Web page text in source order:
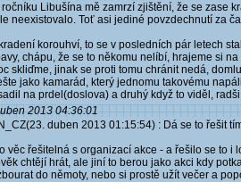
ročníku Libušína mě zamrzí zjištění, že se zase
neexistovalo. Toť asi jediné povzdechnutí za
korouhví, to se v posledních pár letech
chápu, že se to někomu nelíbí, hrajeme si
skliďme, jinak se proti tomu chránit nedá,
jako kamarád, který jednomu takovému
na prdel(doslova) a druhý když to viděl,
2013 04:36:01
duben 2013 01:15:54) : Dá se to řešit
věc řešitelná s organizací akce - a řešilo se to
chtějí hrát, ale jiní to berou jako akci kdy
do němoty, nebo si prostě užít večer a